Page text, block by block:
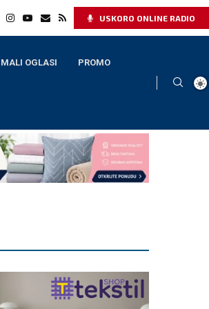
USKORO ONLINE RADIO
MALI OGLASI PROMO